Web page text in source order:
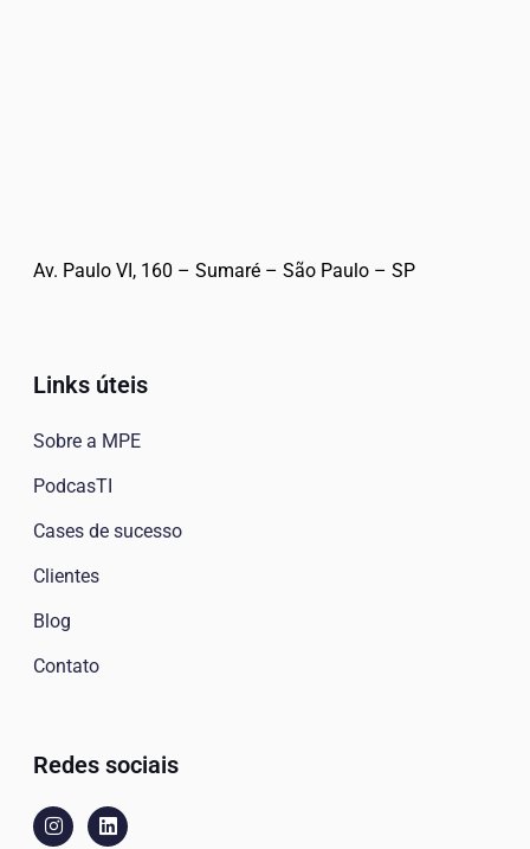
Av. Paulo VI, 160 – Sumaré – São Paulo – SP
Links úteis
Sobre a MPE
PodcasTI
Cases de sucesso
Clientes
Blog
Contato
Redes sociais